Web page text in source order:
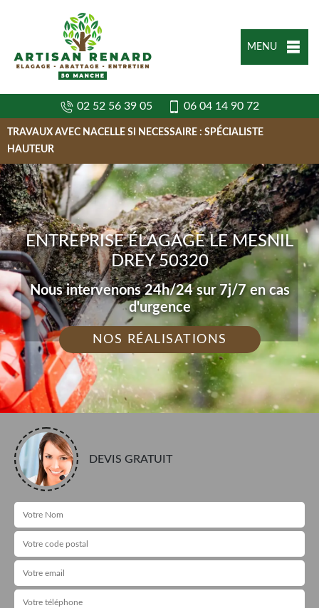
MENU
02 52 56 39 05 06 04 14 90 72
TRAVAUX AVEC NACELLE SI NECESSAIRE : SPÉCIALISTE
HAUTEUR
ENTREPRISE ÉLAGAGE LE MESNIL
DREY 50320
Nous intervenons 24h/24 sur 7j/7 en cas
d'urgence
NOS RÉALISATIONS
DEVIS GRATUIT